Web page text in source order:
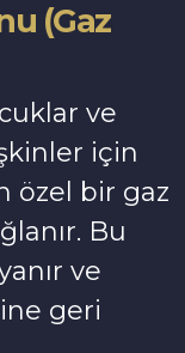
(Gaz
ve
için
özel bir gaz
Bu
ve
geri